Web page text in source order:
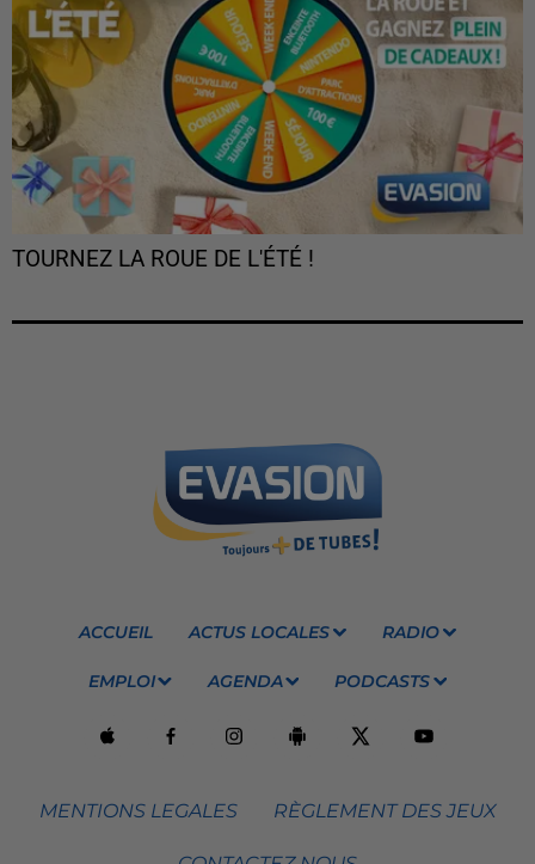
TOURNEZ LA ROUE DE L'ÉTÉ !
ACCUEIL ACTUS LOCALES RADIO
EMPLOI AGENDA PODCASTS
MENTIONS LEGALES RÈGLEMENT DES JEUX